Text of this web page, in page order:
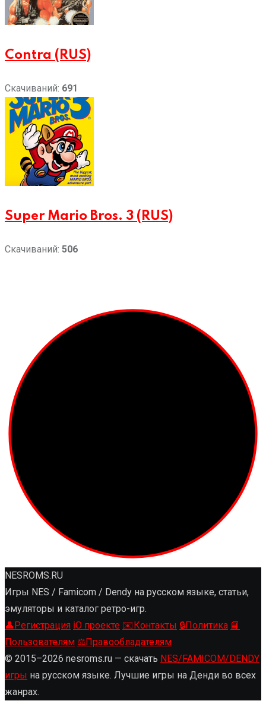
Contra (RUS)
Скачиваний: 691
Super Mario Bros. 3 (RUS)
Скачиваний: 506
NESROMS.RU
Игры NES / Famicom / Dendy на русском языке, статьи,
эмуляторы и каталог ретро-игр.
👤Регистрация ℹ️О проекте ✉️Контакты 🔒Политика 📘
Пользователям ⚖️Правообладателям
© 2015–2026 nesroms.ru — скачать NES/FAMICOM/DENDY
игры на русском языке. Лучшие игры на Денди во всех
жанрах.